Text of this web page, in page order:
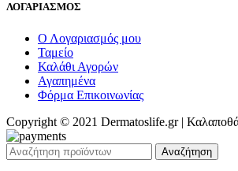
ΛΟΓΑΡΙΑΣΜΟΣ
Ο Λογαριασμός μου
Ταμείο
Καλάθι Αγορών
Αγαπημένα
Φόρμα Επικοινωνίας
Copyright © 2021 Dermatoslife.gr |
Αναζήτηση